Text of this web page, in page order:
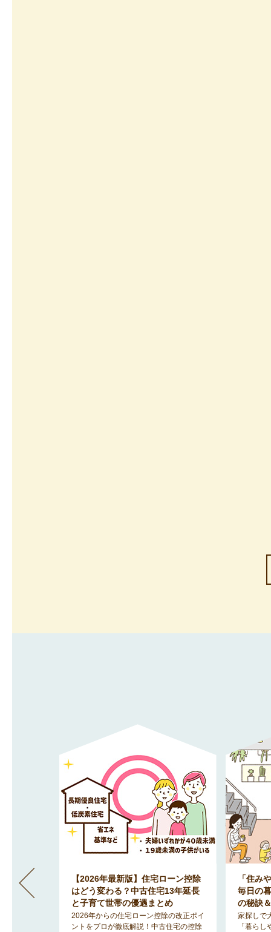
取りが
で明る
【2026年最新版】住宅ローン控除
はどう変わる？中古住宅13年延長
と子育て世帯の優遇まとめ
2026年からの住宅ローン控除の改正ポイ
ントをプロが徹底解説！中古住宅の控除
「住み
毎日の
の秘訣
家探しで
「暮ら